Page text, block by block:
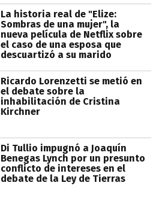
La historia real de "Elize:
Sombras de una mujer", la
nueva película de Netflix sobre
el caso de una esposa que
descuartizó a su marido
Ricardo Lorenzetti se metió en
el debate sobre la
inhabilitación de Cristina
Kirchner
Di Tullio impugnó a Joaquín
Benegas Lynch por un presunto
conflicto de intereses en el
debate de la Ley de Tierras